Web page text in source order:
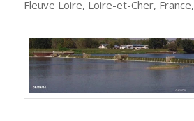
Fleuve Loire, Loire-et-Cher,